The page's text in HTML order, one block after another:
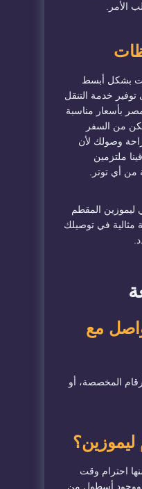
الأمر.
بشكل أبسط
خدمة التنقل
بأسعار مناسبة
من السفر
وصولك لأن
ملتزمين
من أي توتر.
ليموزين المقطم
مثالية في توصيلك
مع
المخصصة، أو
ليموزين؟
احترام وقت
ووجود أسطول من